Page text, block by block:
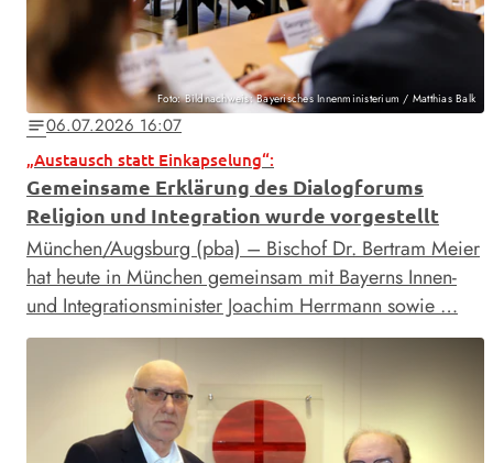
Foto: Bildnachweis: Bayerisches Innenministerium / Matthias Balk
notes06.07.2026 16:07
„Austausch statt Einkapselung“:
Gemeinsame Erklärung des Dialogforums
Religion und Integration wurde vorgestellt
München/Augsburg (pba) – Bischof Dr. Bertram Meier
hat heute in München gemeinsam mit Bayerns Innen-
und Integrationsminister Joachim Herrmann sowie …